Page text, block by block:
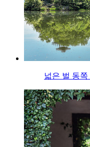
넓은 벌 동